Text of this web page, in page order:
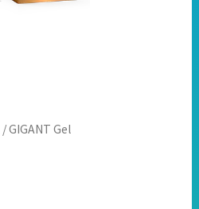
/ GIGANT Gel